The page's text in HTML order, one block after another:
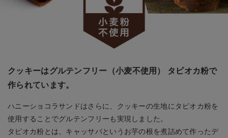
クッキーはグルテンフリー（小麦不使用） タピオカ粉で
作られています。
ハニーショコラサンドはさらに、クッキーの生地にタピオカ粉を
使用することでグルテンフリーも実現しました。
タピオカ粉とは、キャッサバというお芋の根を煮詰めて作ったデ